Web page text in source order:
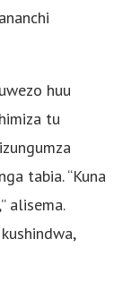
huu
tu
tabia. “Kuna
alisema.